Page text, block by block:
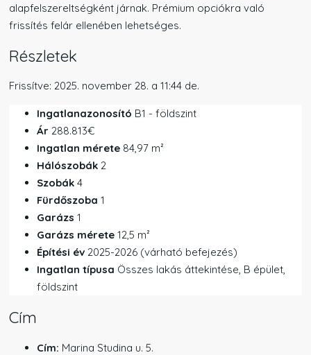
alapfelszereltségként járnak. Prémium opciókra való
frissítés felár ellenében lehetséges.
Részletek
Frissítve: 2025. november 28. a 11:44 de.
Ingatlanazonosító B1 - földszint
Ár 288.813€
Ingatlan mérete 84,97 m²
Hálószobák 2
Szobák 4
Fürdőszoba 1
Garázs 1
Garázs mérete 12,5 m²
Építési év 2025-2026 (várható befejezés)
Ingatlan típusa Összes lakás áttekintése, B épület,
földszint
Cím
Cím: Marina Studina u. 5.